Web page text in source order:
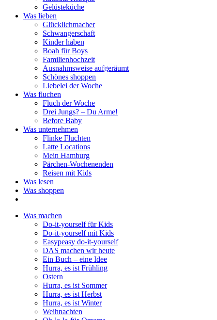
Gelüsteküche
Was lieben
Glücklichmacher
Schwangerschaft
Kinder haben
Boah für Boys
Familienhochzeit
Ausnahmsweise aufgeräumt
Schönes shoppen
Liebelei der Woche
Was fluchen
Fluch der Woche
Drei Jungs? – Du Arme!
Before Baby
Was unternehmen
Flinke Fluchten
Latte Locations
Mein Hamburg
Pärchen-Wochenenden
Reisen mit Kids
Was lesen
Was shoppen
Was machen
Do-it-yourself für Kids
Do-it-yourself mit Kids
Easypeasy do-it-yourself
DAS machen wir heute
Ein Buch – eine Idee
Hurra, es ist Frühling
Ostern
Hurra, es ist Sommer
Hurra, es ist Herbst
Hurra, es ist Winter
Weihnachten